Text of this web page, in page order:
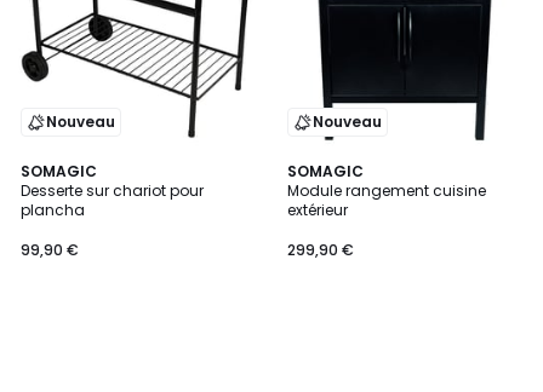
Nouveau
SOMAGIC
Desserte sur chariot pour
plancha
99,90 €
Nouveau
SOMAGIC
Module rangement cuisine
extérieur
299,90 €